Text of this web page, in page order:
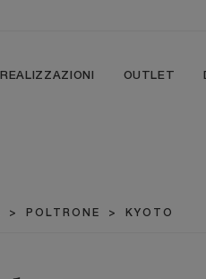
REALIZZAZIONI OUTLET
> POLTRONE > KYOTO